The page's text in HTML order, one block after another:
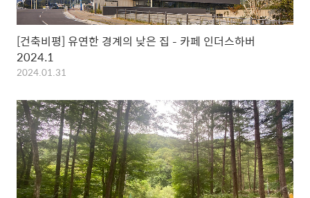
[건축비평] 유연한 경계의 낮은 집 – 카페 인더스하버
2024.1
2024.01.31